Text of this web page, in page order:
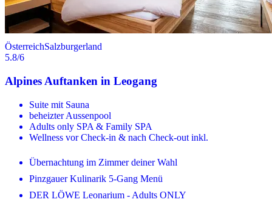
ÖsterreichSalzburgerland
5.8/6
Alpines Auftanken in Leogang
Suite mit Sauna
beheizter Aussenpool
Adults only SPA & Family SPA
Wellness vor Check-in & nach Check-out inkl.
Übernachtung im Zimmer deiner Wahl
Pinzgauer Kulinarik 5-Gang Menü
DER LÖWE Leonarium - Adults ONLY